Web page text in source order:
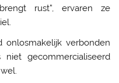
rust”, ervaren ze
onlosmakelijk verbonden
gecommercialiseerd